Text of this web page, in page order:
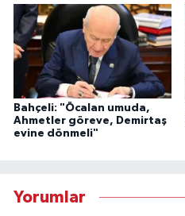
Bahçeli: "Öcalan umuda,
Ahmetler göreve, Demirtaş
evine dönmeli"
Yorumlar